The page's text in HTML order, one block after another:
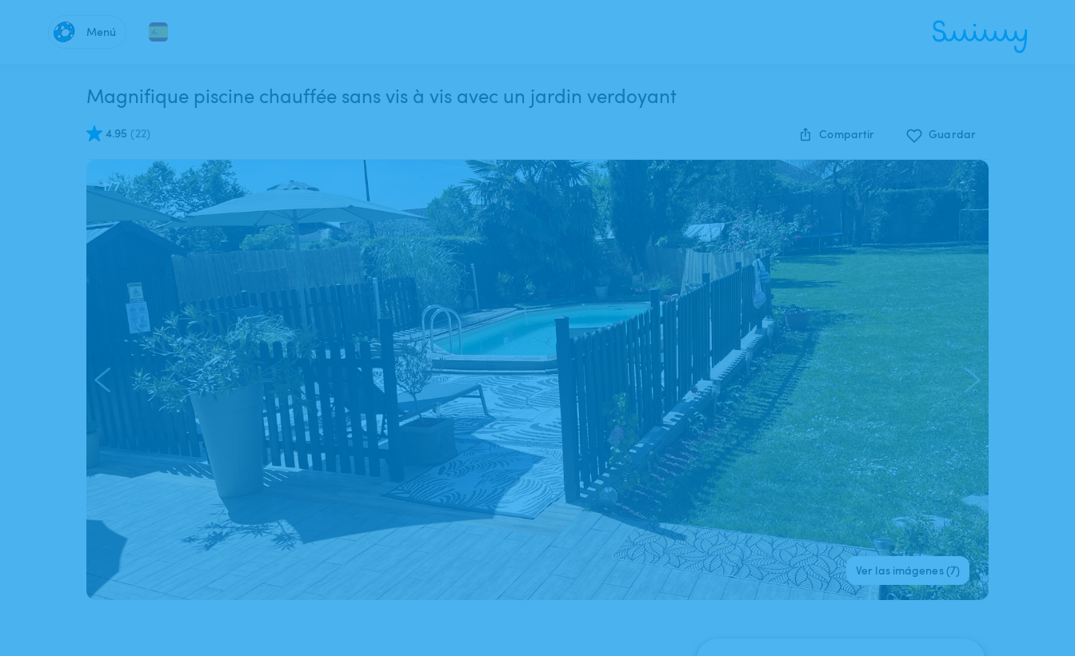
Menú
Magnifique piscine chauffée sans vis à vis avec un jardin verdoyant
4.95 (22) Compartir Guardar
1/7
Ver las imágenes (7)